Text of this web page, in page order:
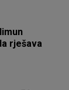
rješava